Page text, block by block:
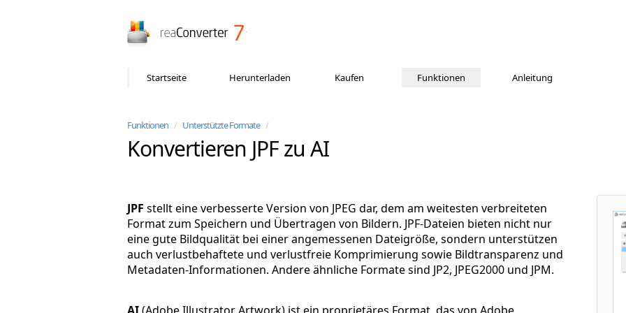
Startseite Herunterladen Kaufen Funktionen Anleitung
Funktionen / Unterstützte Formate /
Konvertieren JPF zu AI
JPF stellt eine verbesserte Version von JPEG dar, dem am weitesten verbreiteten
Format zum Speichern und Übertragen von Bildern. JPF-Dateien bieten nicht nur
eine gute Bildqualität bei einer angemessenen Dateigröße, sondern unterstützen
auch verlustbehaftete und verlustfreie Komprimierung sowie Bildtransparenz und
Metadaten-Informationen. Andere ähnliche Formate sind JP2, JPEG2000 und JPM.